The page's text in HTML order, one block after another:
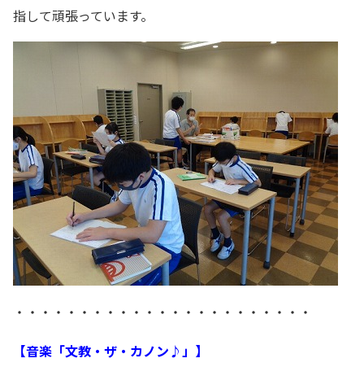
指して頑張っています。
・・・・・・・・・・・・・・・・・・・・・・・
【音楽「文教・ザ・カノン♪」】